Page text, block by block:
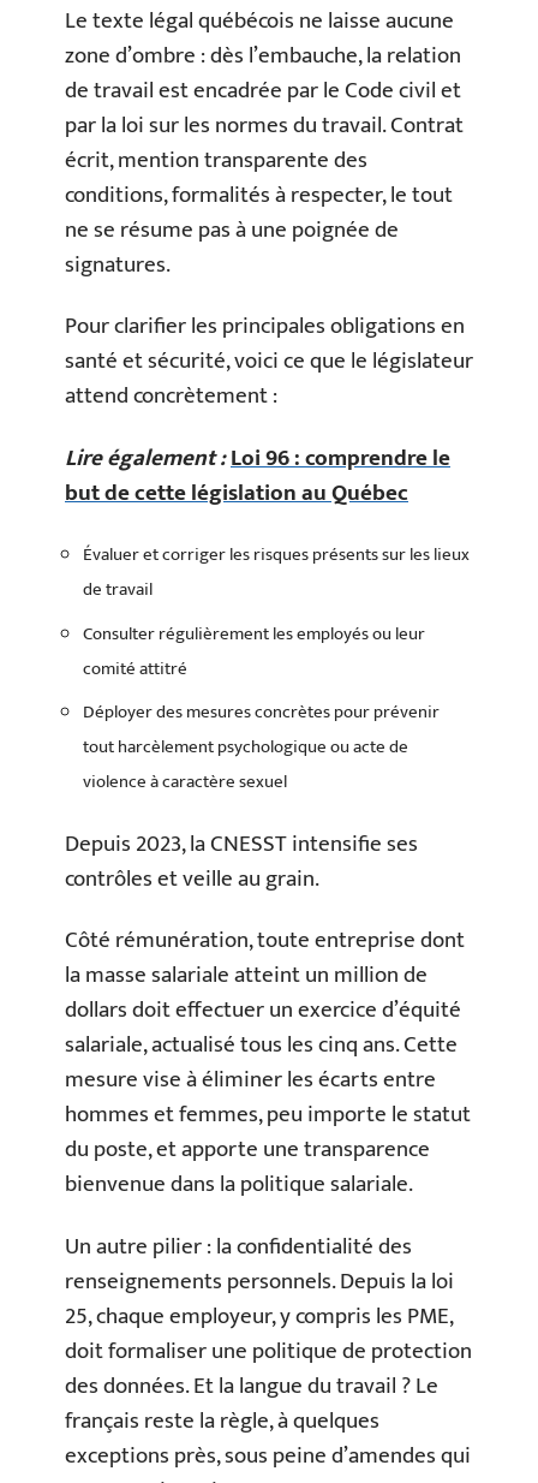
Le texte légal québécois ne laisse aucune
zone d’ombre : dès l’embauche, la relation
de travail est encadrée par le Code civil et
par la loi sur les normes du travail. Contrat
écrit, mention transparente des
conditions, formalités à respecter, le tout
ne se résume pas à une poignée de
signatures.
Pour clarifier les principales obligations en
santé et sécurité, voici ce que le législateur
attend concrètement :
Lire également :Loi 96 : comprendre le
but de cette législation au Québec
Évaluer et corriger les risques présents sur les lieux
de travail
Consulter régulièrement les employés ou leur
comité attitré
Déployer des mesures concrètes pour prévenir
tout harcèlement psychologique ou acte de
violence à caractère sexuel
Depuis 2023, la CNESST intensifie ses
contrôles et veille au grain.
Côté rémunération, toute entreprise dont
la masse salariale atteint un million de
dollars doit effectuer un exercice d’équité
salariale, actualisé tous les cinq ans. Cette
mesure vise à éliminer les écarts entre
hommes et femmes, peu importe le statut
du poste, et apporte une transparence
bienvenue dans la politique salariale.
Un autre pilier : la confidentialité des
renseignements personnels. Depuis la loi
25, chaque employeur, y compris les PME,
doit formaliser une politique de protection
des données. Et la langue du travail ? Le
français reste la règle, à quelques
exceptions près, sous peine d’amendes qui